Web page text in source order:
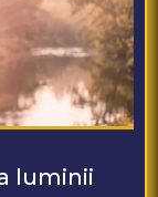
luminii